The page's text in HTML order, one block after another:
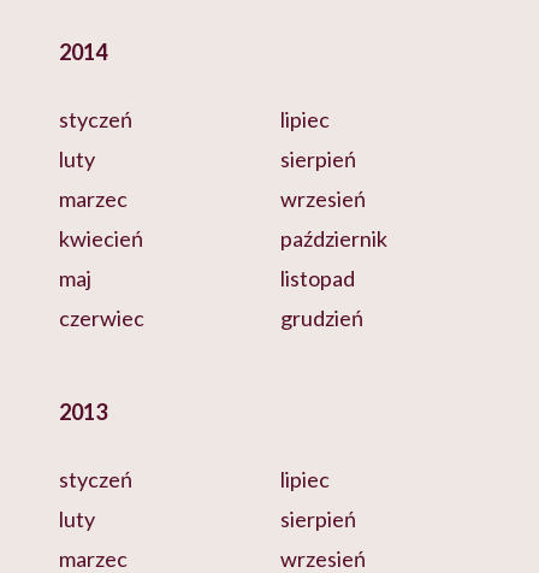
2014
styczeń
luty
marzec
kwiecień
maj
czerwiec
lipiec
sierpień
wrzesień
październik
listopad
grudzień
2013
styczeń
luty
marzec
lipiec
sierpień
wrzesień